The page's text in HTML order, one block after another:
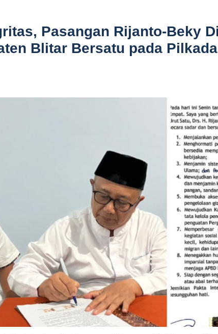
Pasangan Rijanto-Beky
Blitar Bersatu pada